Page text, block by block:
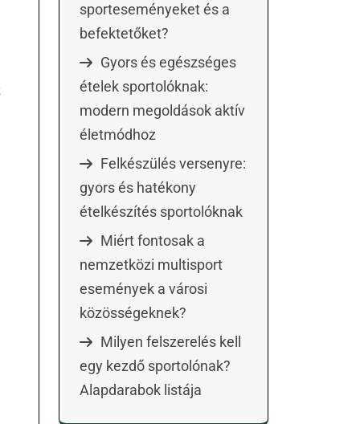
sporteseményeket és a
befektetőket?
Gyors és egészséges
ételek sportolóknak:
modern megoldások aktív
életmódhoz
Felkészülés versenyre:
gyors és hatékony
ételkészítés sportolóknak
Miért fontosak a
nemzetközi multisport
események a városi
közösségeknek?
Milyen felszerelés kell
egy kezdő sportolónak?
Alapdarabok listája